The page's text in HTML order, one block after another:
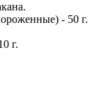
- 50 г.
г.